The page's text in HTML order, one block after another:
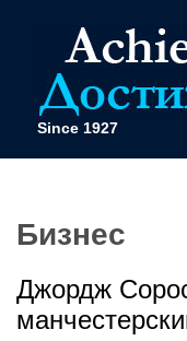
Since 1927
Бизнес
Джордж